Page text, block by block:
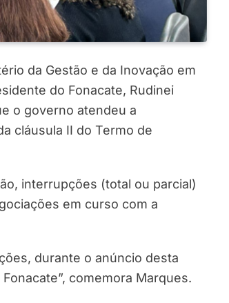
da Gestão e da Inovação em
do Fonacate, Rudinei
o governo atendeu a
cláusula II do Termo de
interrupções (total ou parcial)
em curso com a
durante o anúncio desta
comemora Marques.